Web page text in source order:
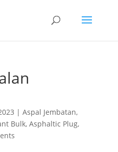
| Aspal Jembatan,
Bulk, Asphaltic Plug,